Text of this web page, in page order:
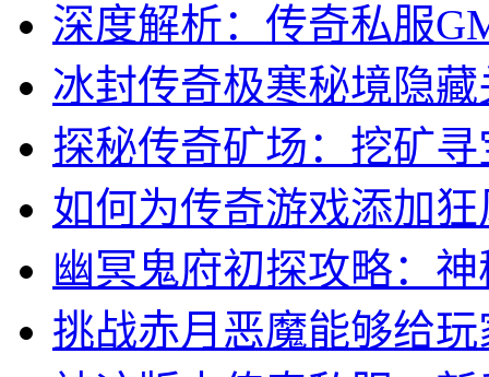
深度解析：传奇私服
冰封传奇极寒秘境隐
探秘传奇矿场：挖矿
如何为传奇游戏添加
幽冥鬼府初探攻略：
挑战赤月恶魔能够给